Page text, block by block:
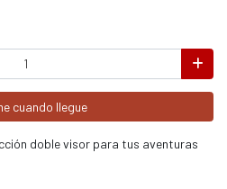
cuando llegue
doble visor para tus aventuras